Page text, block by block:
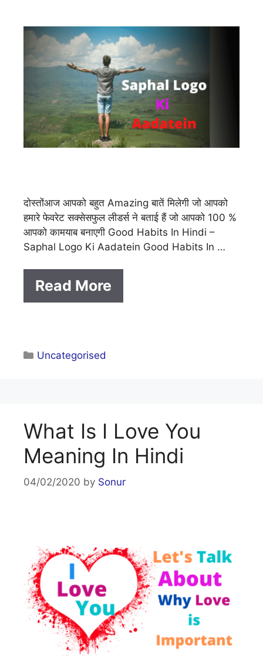
दोस्तोंआज आपको बहुत Amazing बातें मिलेगी जो आपको
हमारे फेवरेट सक्सेसफुल लीडर्स ने बताई हैं जो आपको 100 %
आपको कामयाब बनाएगी Good Habits In Hindi –
Saphal Logo Ki Aadatein Good Habits In …
Read More
Categories
Uncategorised
What Is I Love You
Meaning In Hindi
04/02/2020 by Sonur